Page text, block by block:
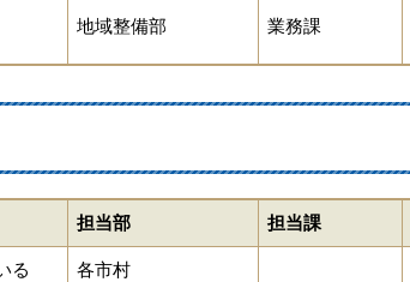
地域整備部 業務課
担当部 担当課
る 各市村